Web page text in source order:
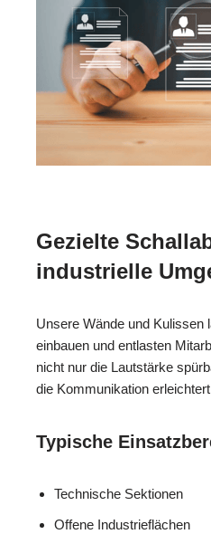
Gezielte
industrielle
Unsere Wände und Kulissen
einbauen und entlasten
nicht nur die Lautstärke
die Kommunikation
Typische
Technische Sektionen
Offene Industrieflächen